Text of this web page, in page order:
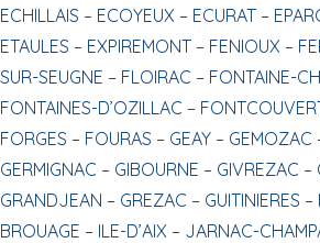
ECHILLAIS – ECOYEUX – ECURAT –
ETAULES – EXPIREMONT – FENIOUX –
SUR-SEUGNE – FLOIRAC – FONTAINE-
FONTAINES-D’OZILLAC –
FORGES – FOURAS – GEAY – GEMOZAC
GERMIGNAC – GIBOURNE – GIVREZAC –
GRANDJEAN – GREZAC – GUITINIERES –
BROUAGE – ILE-D’AIX – JARNAC-